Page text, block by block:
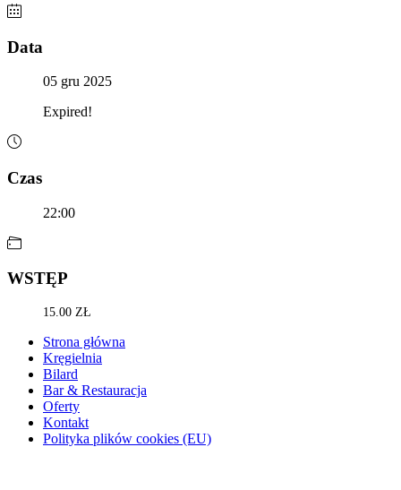
Data
05 gru 2025
Expired!
Czas
22:00
WSTĘP
15.00 ZŁ
Strona główna
Kręgielnia
Bilard
Bar & Restauracja
Oferty
Kontakt
Polityka plików cookies (EU)